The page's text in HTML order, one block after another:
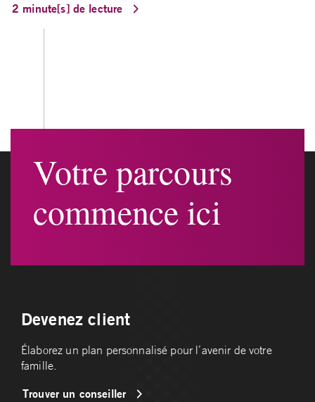
2 minute[s] de lecture
Votre parcours
commence ici
Devenez client
Élaborez un plan personnalisé pour l’avenir de votre
famille.
Trouver un conseiller